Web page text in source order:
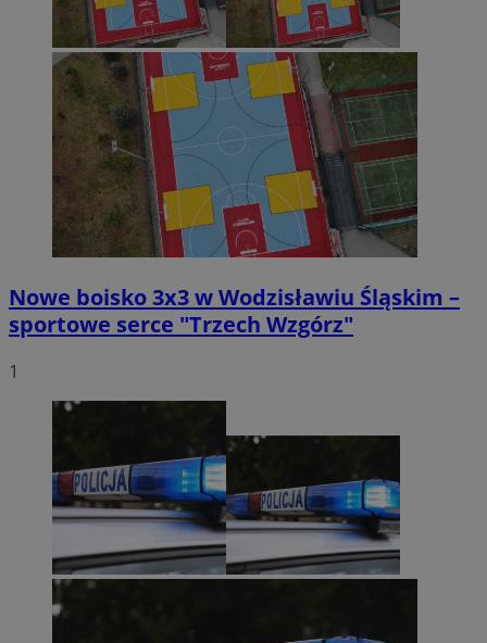
Nowe boisko 3x3 w Wodzisławiu Śląskim –
sportowe serce "Trzech Wzgórz"
1